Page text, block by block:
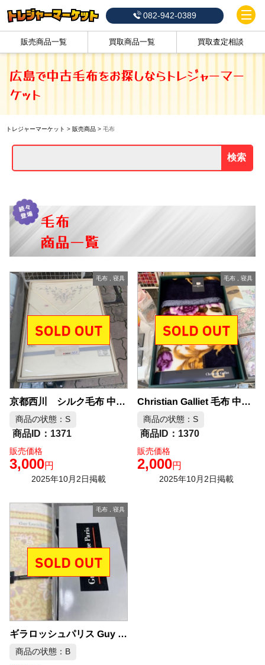
082-942-0389
販売商品一覧 買取商品一覧 買取査定相談
広島で中古毛布をお探しならトレジャーマー
ケット
トレジャーマーケット > 販売商品> 毛布
検索
毛布
商品一覧
毛布, 寝具
京都西川 シルク毛布 中古品販売
商品の状態：S
1371
販売価格
3,000円
2025年10月2日掲載
毛布 , 寝具
Christian Galliet 毛布 中古品販売
商品の状態：S
1370
販売価格
2,000円
2025年10月2日掲載
毛布, 寝具
ギラロッシュパリス Guy Laroche Paris 綿毛布
商品の状態：B